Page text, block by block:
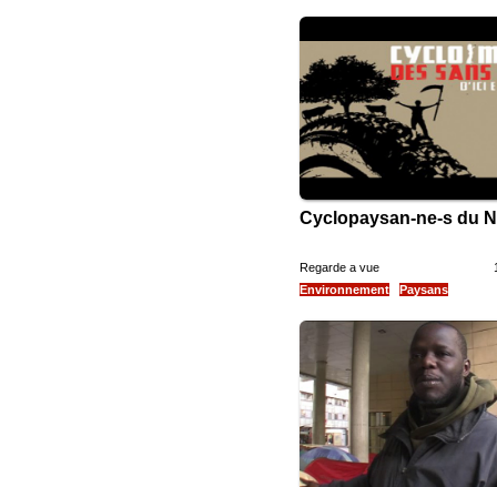
Cyclopaysan-ne-s du
Regarde a vue
Environnement
Paysans